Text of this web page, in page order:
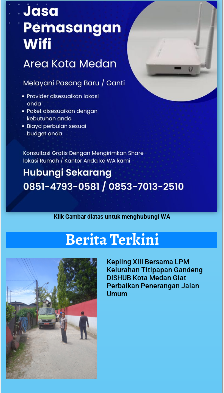
Klik Gambar diatas untuk menghubungi WA
Berita Terkini
Kepling XIII Bersama LPM
Kelurahan Titipapan Gandeng
DISHUB Kota Medan Giat
Perbaikan Penerangan Jalan
Umum